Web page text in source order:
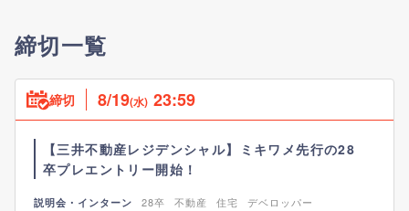
締切一覧
締切 8/19(水) 23:59
【三井不動産レジデンシャル】ミキワメ先行の28
卒プレエントリー開始！
説明会・インターン 28卒 不動産 住宅 デベロッパー